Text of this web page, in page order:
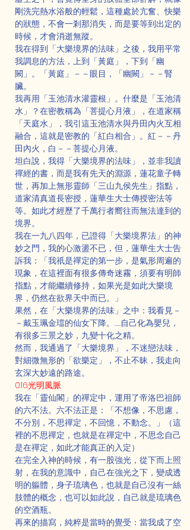
剛洗完熱水浴般的輕鬆，這種處於亢奮、快樂
的狀態，不會一剎那消失，而是要等到出定的
時候，才會消逝無蹤。
我在得到「大樂境界的法味」之後，我用平常
我調息的方法，上到「黃庭」，下到「幽
闕」。「黃庭」－－眼目，「幽闕」－－腎
臟。
我再用「玉池清水灌靈根」。什麼是「玉池清
水」？在密教稱為「菩提心月液」，在道家稱
「天庭水」，我引這玉池清水與丹田內火互相
融合，這就是密教的「紅白相合」。紅－－丹
田內火，白－－菩提心月液。
坦白說，我得「大樂境界的法味」，並非我讀
禪經的書，而是我有先天的淵源，蓮花童子轉
世，再加上無形靈師「三山九侯先生」指點，
道家清真道長密授，蓮華生大士傳授密法等
等。如此才經歷了千萬行者嚮往而無法達到的
境界。
我在一九八四年，已證得「大樂境界法」的神
妙之門，我的心激盪不已，但，蓮華生大士告
訴我：「我祇是禪定的第一步，是氣形周遍的
現象，在這裡面有很多傳奇迷霧，須要有明師
指點，才能繼續修持，如果光是如此大樂境
界，仍然在欲界天中而已。」
果然，在「大樂境界的法味」之中：我看見－
－戴玉珮金璫的仙女下降。……自己化為嬰兒，
有很多三景之妙，九變十化之精。
然而，我通過了「大樂境界」，不迷戀法味，
對細微無形的「欲樂定」，不止不昧，我走向
玄深大妙遠的路途。
016光明風脈
我在「靈仙閣」的禪定中，運用了帝洛巴祖師
的六不法。六不法正是：「不想像，不思慮，
不分別，不思禪定，不回憶，不動念。」（這
裡的不思禪定，也就是在禪定中，不思念自己
是在禪定，如此才能真正的入定）
在完全入神的時候，有一股強光，從下而上照
射，在我的意識中，自己在強光之下，變成透
明的軀體，身子琉璃色，也就是自己沒有一絲
肢體的概念，也可以如此說，自己就是琉璃色
的空酒瓶。
再來的描寫，純粹是當時的覺受：當我成了空